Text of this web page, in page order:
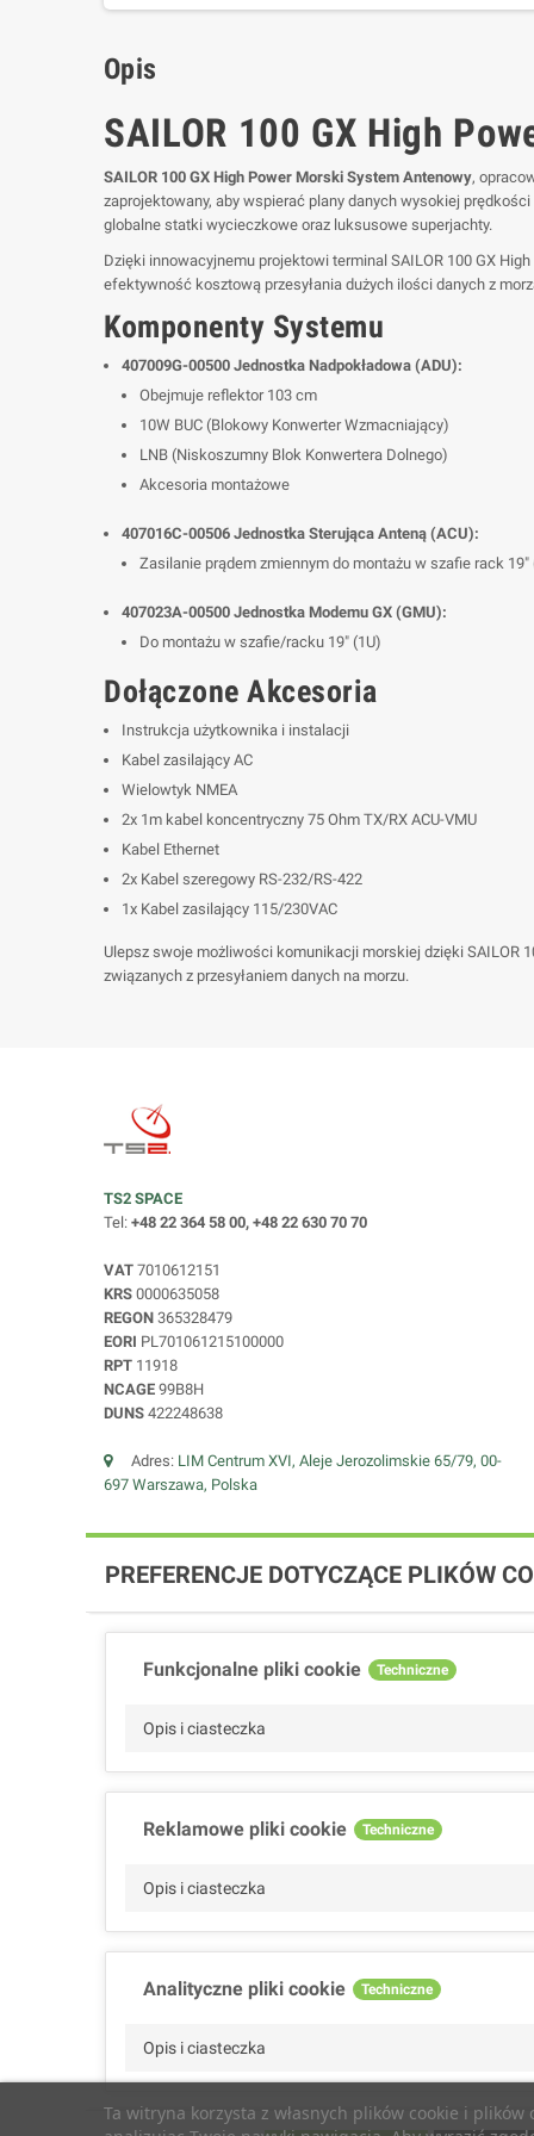
Opis
SAILOR 100 GX High
SAILOR 100 GX High Power Morski System Antenowy,
zaprojektowany, aby wspierać plany danych wysokiej
globalne statki wycieczkowe oraz luksusowe superjachty.
Dzięki innowacyjnemu projektowi terminal SAILOR 100 GX
efektywność kosztową przesyłania dużych ilości danych z
Komponenty Systemu
407009G-00500 Jednostka Nadpokładowa (ADU):
Obejmuje reflektor 103 cm
10W BUC (Blokowy Konwerter Wzmacniający)
LNB (Niskoszumny Blok Konwertera Dolnego)
Akcesoria montażowe
407016C-00506 Jednostka Sterująca Anteną (ACU):
Zasilanie prądem zmiennym do montażu w szafie rack 19"
407023A-00500 Jednostka Modemu GX (GMU):
Do montażu w szafie/racku 19" (1U)
Dołączone Akcesoria
Instrukcja użytkownika i instalacji
Kabel zasilający AC
Wielowtyk NMEA
2x 1m kabel koncentryczny 75 Ohm TX/RX ACU-VMU
Kabel Ethernet
2x Kabel szeregowy RS-232/RS-422
1x Kabel zasilający 115/230VAC
Ulepsz swoje możliwości komunikacji morskiej dzięki SAILOR
związanych z przesyłaniem danych na morzu.
TS2 SPACE
Tel: +48 22 364 58 00, +48 22 630 70 70
VAT 7010612151
KRS 0000635058
REGON 365328479
EORI PL701061215100000
RPT 11918
NCAGE 99B8H
DUNS 422248638
Adres: LIM Centrum XVI, Aleje Jerozolimskie 65/79, 00-
697 Warszawa, Polska
Ta witryna korzysta z własnych plików cookie i
PREFERENCJE DOTYCZĄCE PLIKÓW
Funkcjonalne pliki cookie Techniczne
Opis i ciasteczka
Reklamowe pliki cookie Techniczne
Opis i ciasteczka
Analityczne pliki cookie Techniczne
Opis i ciasteczka